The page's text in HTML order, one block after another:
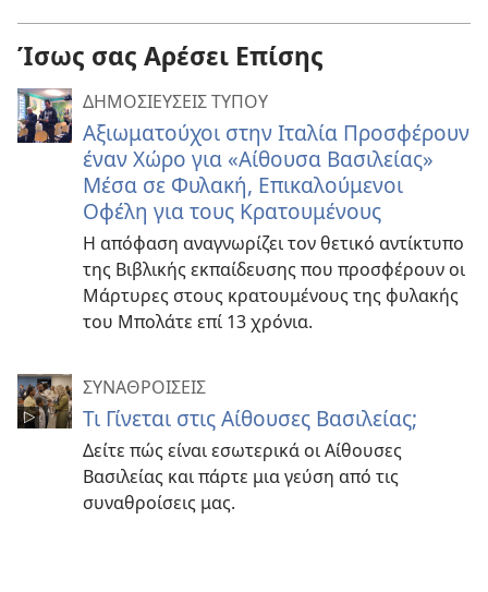
Ίσως σας Αρέσει Επίσης
ΔΗΜΟΣΙΕΥΣΕΙΣ ΤΥΠΟΥ
Αξιωματούχοι στην Ιταλία Προσφέρουν
έναν Χώρο για «Αίθουσα Βασιλείας»
Μέσα σε Φυλακή, Επικαλούμενοι
Οφέλη για τους Κρατουμένους
Η απόφαση αναγνωρίζει τον θετικό αντίκτυπο
της Βιβλικής εκπαίδευσης που προσφέρουν οι
Μάρτυρες στους κρατουμένους της φυλακής
του Μπολάτε επί 13 χρόνια.
ΣΥΝΑΘΡΟΙΣΕΙΣ
Τι Γίνεται στις Αίθουσες Βασιλείας;
Δείτε πώς είναι εσωτερικά οι Αίθουσες
Βασιλείας και πάρτε μια γεύση από τις
συναθροίσεις μας.